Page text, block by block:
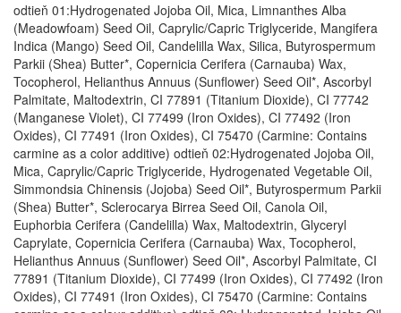
odtieň 01:Hydrogenated Jojoba Oil, Mica, Limnanthes Alba
(Meadowfoam) Seed Oil, Caprylic/Capric Triglyceride, Mangifera
Indica (Mango) Seed Oil, Candelilla Wax, Silica, Butyrospermum
Parkii (Shea) Butter*, Copernicia Cerifera (Carnauba) Wax,
Tocopherol, Helianthus Annuus (Sunflower) Seed Oil*, Ascorbyl
Palmitate, Maltodextrin, CI 77891 (Titanium Dioxide), CI 77742
(Manganese Violet), CI 77499 (Iron Oxides), CI 77492 (Iron
Oxides), CI 77491 (Iron Oxides), CI 75470 (Carmine: Contains
carmine as a color additive) odtieň 02:Hydrogenated Jojoba Oil,
Mica, Caprylic/Capric Triglyceride, Hydrogenated Vegetable Oil,
Simmondsia Chinensis (Jojoba) Seed Oil*, Butyrospermum Parkii
(Shea) Butter*, Sclerocarya Birrea Seed Oil, Canola Oil,
Euphorbia Cerifera (Candelilla) Wax, Maltodextrin, Glyceryl
Caprylate, Copernicia Cerifera (Carnauba) Wax, Tocopherol,
Helianthus Annuus (Sunflower) Seed Oil*, Ascorbyl Palmitate, CI
77891 (Titanium Dioxide), CI 77499 (Iron Oxides), CI 77492 (Iron
Oxides), CI 77491 (Iron Oxides), CI 75470 (Carmine: Contains